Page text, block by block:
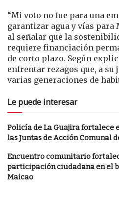
“Mi voto no fue para una
garantizar agua y vías para
al señalar que la
requiere financiación
de corto plazo. Según
enfrentar rezagos que, a su
varias generaciones de
Le puede interesar
Policía de La Guajira fortalece
las Juntas de Acción Comunal
Encuentro comunitario
participación ciudadana en el
Maicao